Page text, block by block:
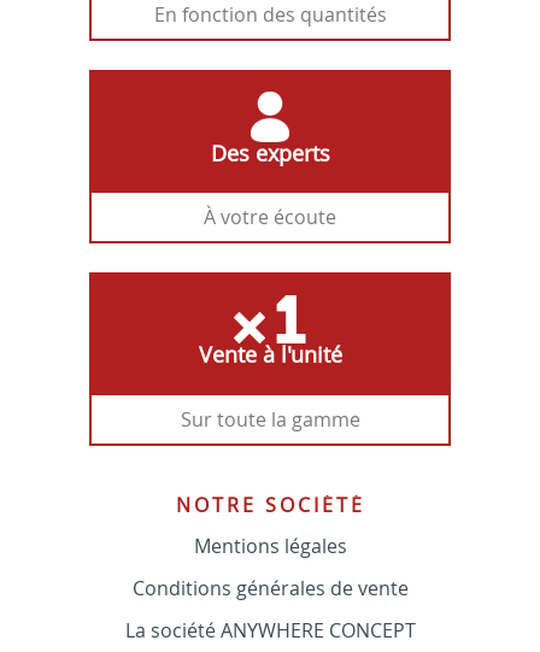
En fonction des quantités
Des experts
À votre écoute
Vente à l'unité
Sur toute la gamme
NOTRE SOCIÉTÉ
Mentions légales
Conditions générales de vente
La société ANYWHERE CONCEPT